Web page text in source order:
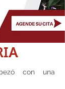
con una